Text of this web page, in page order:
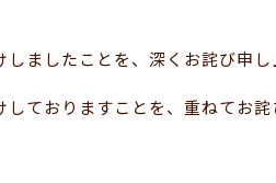
ましたことを、深くお詫び申し
ておりますことを、重ねてお